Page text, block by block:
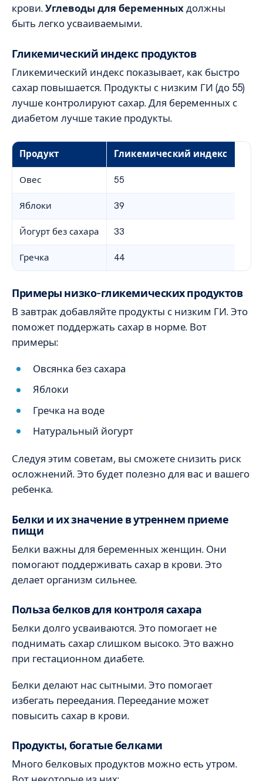
крови.Углеводы для беременныхдолжны
быть легко усваиваемыми.
Гликемический индекс продуктов
Гликемический индекс показывает, как быстро
сахар повышается. Продукты с низким ГИ (до 55)
лучше контролируют сахар. Для беременных с
диабетом лучше такие продукты.
Продукт Гликемический индекс
Овес 55
Яблоки 39
Йогурт без сахара 33
Гречка 44
Примеры низко-гликемических продуктов
В завтрак добавляйте продукты с низким ГИ. Это
поможет поддержать сахар в норме. Вот
примеры:
Овсянка без сахара
Яблоки
Гречка на воде
Натуральный йогурт
Следуя этим советам, вы сможете снизить риск
осложнений. Это будет полезно для вас и вашего
ребенка.
Белки и их значение в утреннем приеме
пищи
Белки важны для беременных женщин. Они
помогают поддерживать сахар в крови. Это
делает организм сильнее.
Польза белков для контроля сахара
Белки долго усваиваются. Это помогает не
поднимать сахар слишком высоко. Это важно
при гестационном диабете.
Белки делают нас сытными. Это помогает
избегать переедания. Переедание может
повысить сахар в крови.
Продукты, богатые белками
Много белковых продуктов можно есть утром.